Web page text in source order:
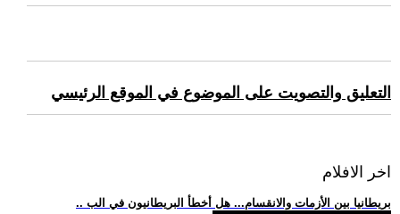
التعليق والتصويت على الموضوع في الموقع الرئيسي
اخر الافلام
.. بريطانيا بين الأزمات والانقسام... هل أخطأ البريطانيون في الب